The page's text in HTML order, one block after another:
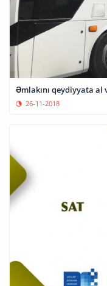
Əmlakını qeydiyyata
26-11-2018